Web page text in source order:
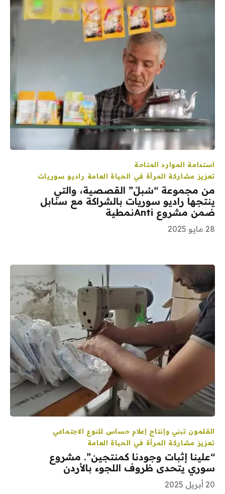
استدامة الموارد المتاحة
تعزيز مشاركة المرأة في الحياة العامة راديو سوريات
من مجموعة “سُبلْ” القصصية، والتي
ينتجها راديو سوريات بالشراكة مع سنابل
ضمن مشروع Antiنمطية
28 مايو 2025
القلمون تبني وإنتاج إعلام حساس للنوع الاجتماعي
تعزيز مشاركة المرأة في الحياة العامة
“علينا إثبات وجودنا كمنتجين”. مشروع
سوري يتحدى ظروف اللجوء بالأردن
20 أبريل 2025